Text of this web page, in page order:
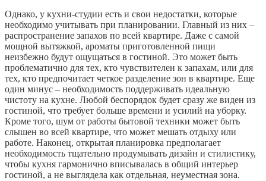
Однако, у кухни-студии есть и свои недостатки, которые
необходимо учитывать при планировании. Главный из них –
распространение запахов по всей квартире. Даже с самой
мощной вытяжкой, ароматы приготовленной пищи
неизбежно будут ощущаться в гостиной. Это может быть
проблематично для тех, кто чувствителен к запахам, или для
тех, кто предпочитает четкое разделение зон в квартире. Еще
один минус – необходимость поддерживать идеальную
чистоту на кухне. Любой беспорядок будет сразу же виден из
гостиной, что требует больше времени и усилий на уборку.
Кроме того, шум от работы бытовой техники может быть
слышен во всей квартире, что может мешать отдыху или
работе. Наконец, открытая планировка предполагает
необходимость тщательно продумывать дизайн и стилистику,
чтобы кухня гармонично вписывалась в общий интерьер
гостиной, а не выглядела как отдельная, неуместная зона.